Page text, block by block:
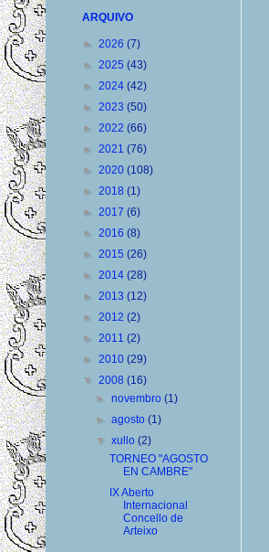
ARQUIVO
► 2026 (7)
► 2025 (43)
► 2024 (42)
► 2023 (50)
► 2022 (66)
► 2021 (76)
► 2020 (108)
► 2018 (1)
► 2017 (6)
► 2016 (8)
► 2015 (26)
► 2014 (28)
► 2013 (12)
► 2012 (2)
► 2011 (2)
► 2010 (29)
▼ 2008 (16)
►novembro(1)
►agosto(1)
▼xullo(2)
TORNEO "AGOSTO
EN CAMBRE"
IX Aberto
Internacional
Concello de
Arteixo